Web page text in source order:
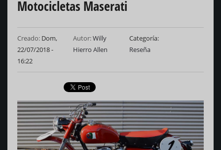
Motocicletas Maserati
Creado: Dom,
22/07/2018 -
16:22
Autor:Willy
Hierro Allen
Categoría
Reseña